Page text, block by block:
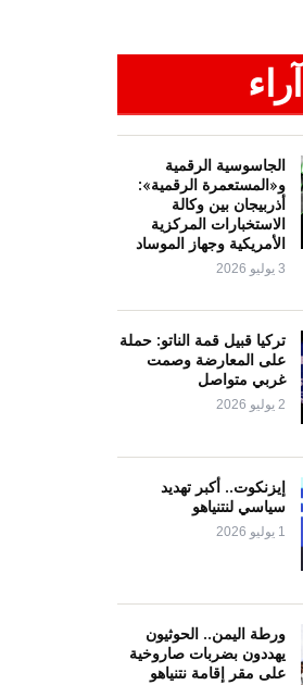
آراء
الجاسوسية الرقمية
و«المستعمرة الرقمية»:
أذربيجان بين وكالة
الاستخبارات المركزية
الأمريكية وجهاز الموساد
3 يوليو 2026
تركيا قبيل قمة الناتو: حملة
على المعارضة وصمت
غربي متواصل
2 يوليو 2026
إيزنكوت.. أكبر تهديد
سياسي لنتنياهو
1 يوليو 2026
ورطة اليمن.. الحوثيون
يهددون بضربات صاروخية
على مقر إقامة نتنياهو